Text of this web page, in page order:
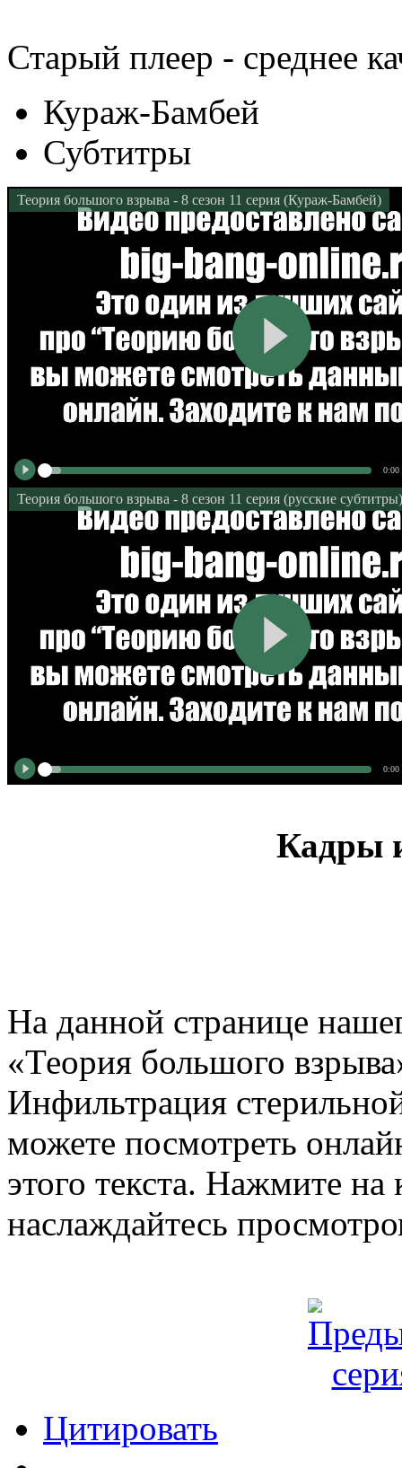
Старый плеер - среднее
Кураж-Бамбей
Субтитры
Теория большого взрыва - 8 сезон 11 серия (Кураж-Бамбей)
0:00
Теория большого взрыва - 8 сезон 11 серия (русские субтитры)
0:00
Кадры
На данной странице
«Теория большого
Инфильтрация
можете посмотреть
этого текста. Нажмите
наслаждайтесь
Цитировать